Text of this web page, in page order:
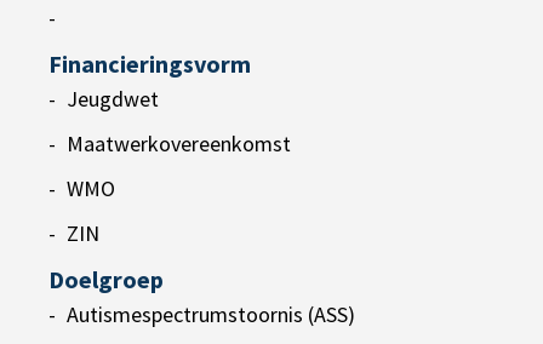
-
Financieringsvorm
Jeugdwet
Maatwerkovereenkomst
WMO
ZIN
Doelgroep
Autismespectrumstoornis (ASS)